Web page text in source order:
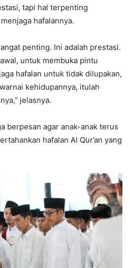
tapi hal terpenting
hafalannya.
penting. Ini adalah prestasi.
untuk membuka pintu
hafalan untuk tidak dilupakan,
kehidupannya, itulah
jelasnya.
berpesan agar anak-anak terus
hafalan Al Qur’an yang